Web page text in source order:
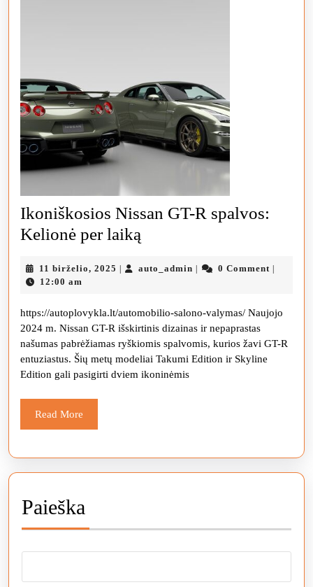
Ikoniškosios Nissan GT-R spalvos:
Kelionė per laiką
GT-
spalvos:
Kelionė
per
laiką
11 birželio, 2025 11
auto_admin auto_admin
0 Comment
12:00 am
https://autoplovykla.lt/automobilio-salono-valymas/ Naujojo
2024 m. Nissan GT-R išskirtinis dizainas ir nepaprastas
našumas pabrėžiamas ryškiomis spalvomis, kurios žavi GT-R
entuziastus. Šių metų modeliai Takumi Edition ir Skyline
Edition gali pasigirti dviem ikoninėmis
Read More
More
Paieška